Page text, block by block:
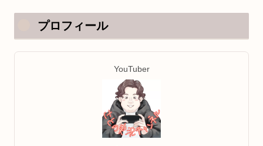
プロフィール
YouTuber